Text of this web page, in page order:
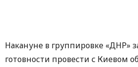
Накануне в группировке «ДНР»
готовности провести с Киевом